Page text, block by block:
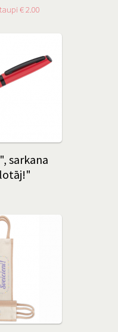
€ 2.00
sarkana